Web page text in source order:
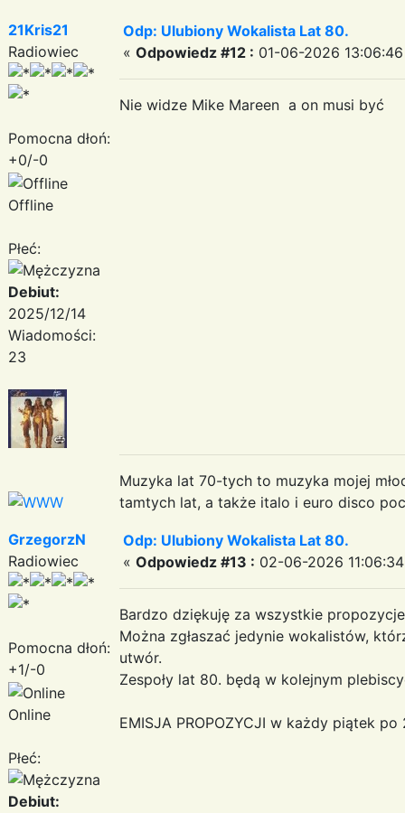
21Kris21
Radiowiec
Pomocna dłoń:
+0/-0
Offline
Płeć:
Debiut:
2025/12/14
Wiadomości:
23
Odp: Ulubiony Wokalista Lat 80.
« Odpowiedz #12 : 01-06-2026
Nie widze Mike Mareen a on musi być
Muzyka lat 70-tych to muzyka mojej
tamtych lat, a także italo i euro disco
GrzegorzN
Radiowiec
Pomocna dłoń:
+1/-0
Online
Płeć:
Debiut:
Odp: Ulubiony Wokalista Lat 80.
« Odpowiedz #13 : 02-06-2026
Bardzo dziękuję za wszystkie
Można zgłaszać jedynie wokalistów,
utwór.
Zespoły lat 80. będą w kolejnym
EMISJA PROPOZYCJI w każdy piątek po